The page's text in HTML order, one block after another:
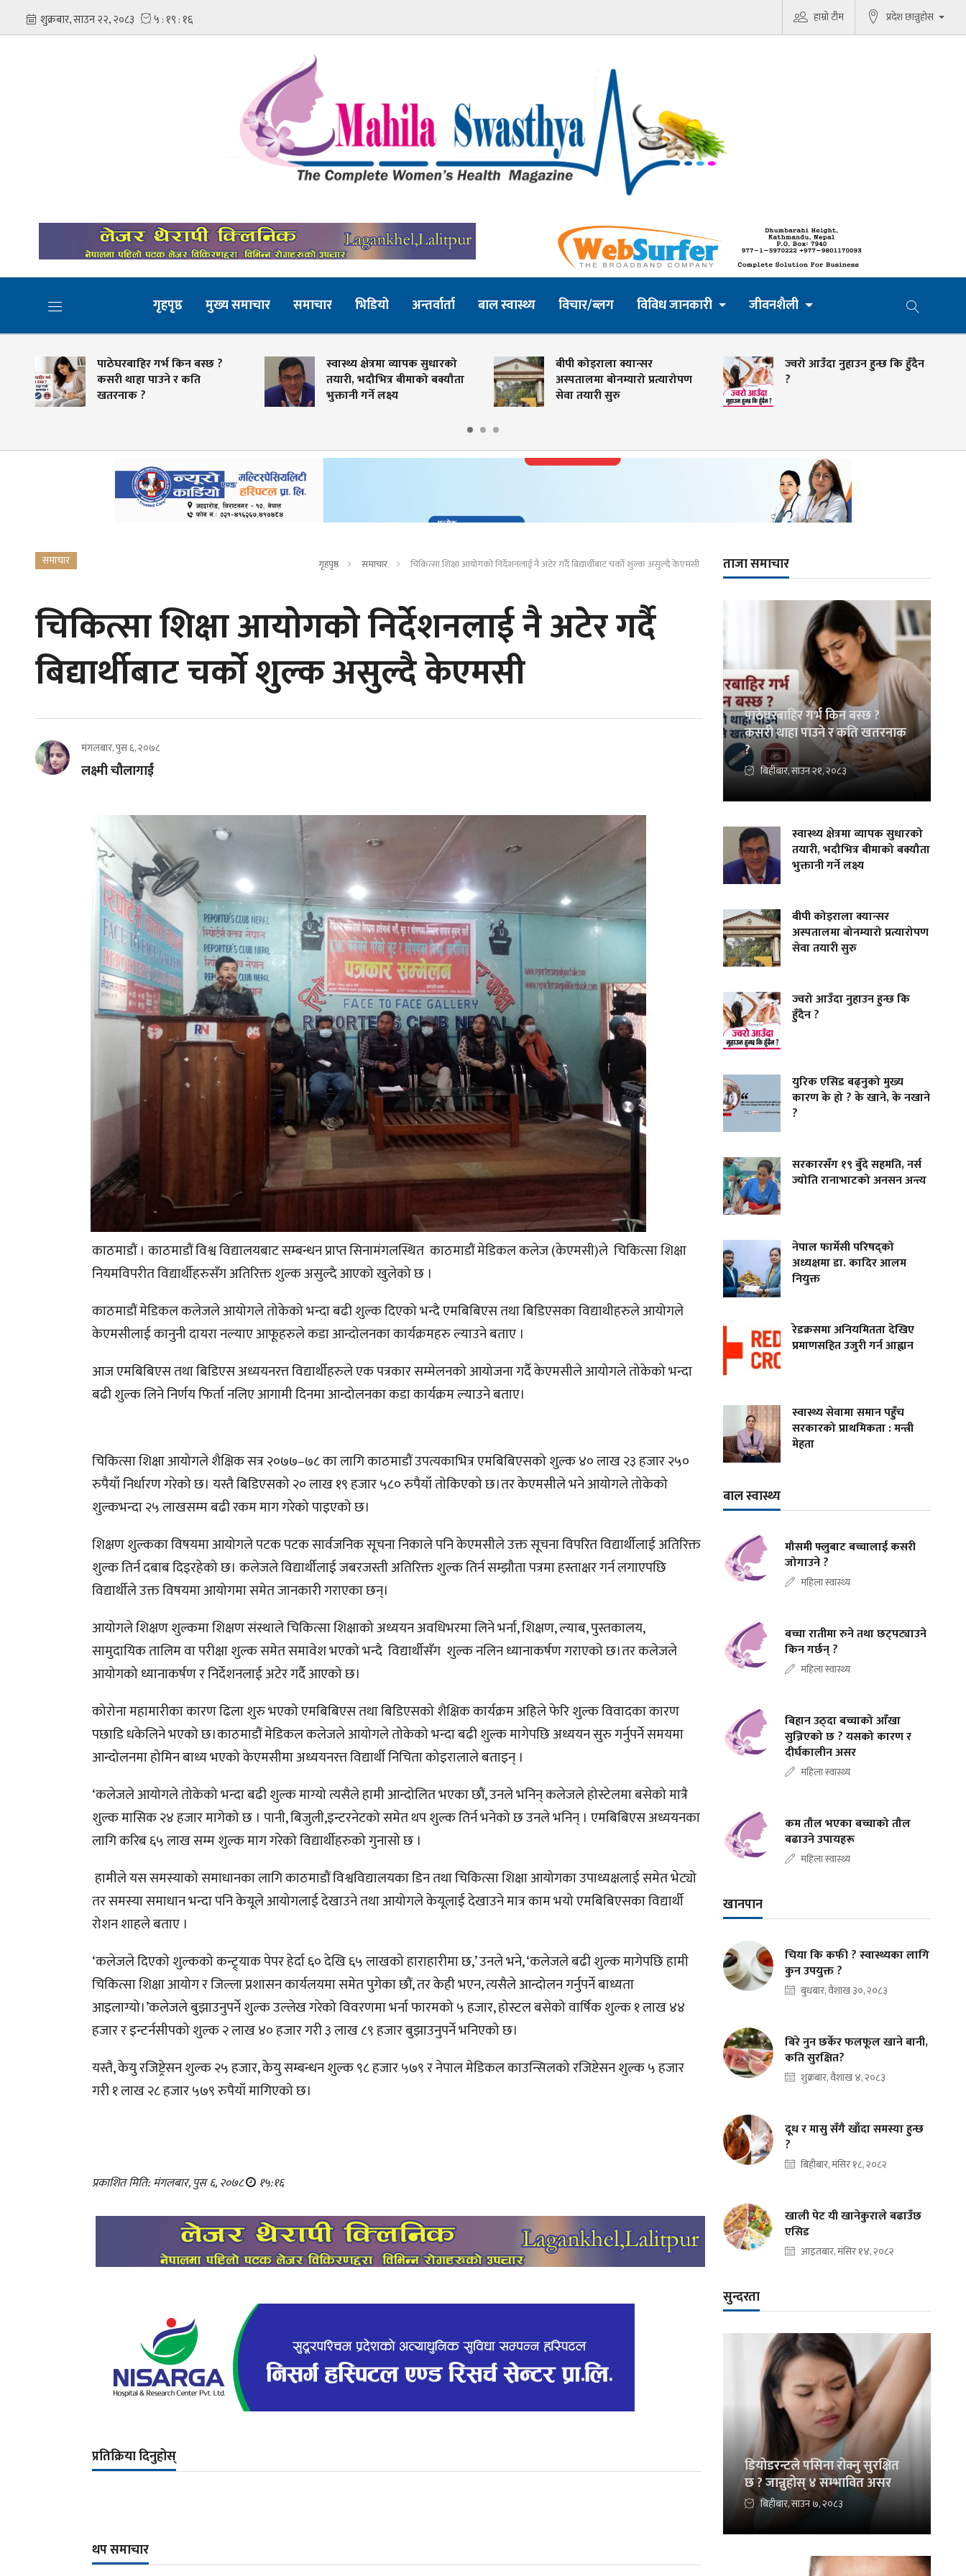
हाम्रो टीम प्रदेश छान्नुहोस
गृहपृष्ठ मुख्य समाचार समाचार भिडियो अन्तर्वार्ता बाल स्वास्थ्य विचार/ब्लग विविध जानकारी जीवनशैली
पाठेघरबाहिर गर्भ किन बस्छ ?
कसरी थाहा पाउने र कति
खतरनाक ?
स्वास्थ्य क्षेत्रमा व्यापक सुधारको
तयारी, भदौभित्र बीमाको बक्यौता
भुक्तानी गर्ने लक्ष्य
बीपी कोइराला क्यान्सर
अस्पतालमा बोनम्यारो प्रत्यारोपण
सेवा तयारी सुरु
ज्वरो आउँदा नुहाउन हुन्छ कि हुँदैन
?
समाचार गृहपृष्ठ समाचार चिकित्सा शिक्षा आयोगको निर्देशनलाई नै अटेर गर्दै बिद्यार्थीबाट चर्काे शुल्क असुल्दै केएमसी
चिकित्सा शिक्षा आयोगको निर्देशनलाई नै अटेर गर्दै
बिद्यार्थीबाट चर्काे शुल्क असुल्दै केएमसी
मंगलबार, पुस ६, २०७८
लक्ष्मी चौलागाईं
काठमाडौं । काठमाडौं विश्व विद्यालयबाट सम्बन्धन प्राप्त सिनामंगलस्थित काठमाडौं मेडिकल कलेज (केएमसी)ले चिकित्सा शिक्षा
नियमविपरीत विद्यार्थीहरुसँग अतिरिक्त शुल्क असुल्दै आएको खुलेको छ ।
काठमाडौं मेडिकल कलेजले आयोगले तोकेको भन्दा बढी शुल्क दिएको भन्दै एमबिबिएस तथा बिडिएसका विद्याथीहरुले आयोगले
केएमसीलाई कानुनी दायरा नल्याए आफूहरुले कडा आन्दोलनका कार्यक्रमहरु ल्याउने बताए ।
आज एमबिबिएस तथा बिडिएस अध्ययनरत्त विद्यार्थीहरुले एक पत्रकार सम्मेलनको आयोजना गर्दै केएमसीले आयोगले तोकेको भन्दा
बढी शुल्क लिने निर्णय फिर्ता नलिए आगामी दिनमा आन्दोलनका कडा कार्यक्रम ल्याउने बताए।
चिकित्सा शिक्षा आयोगले शैक्षिक सत्र २०७७–७८ का लागि काठमाडौं उपत्यकाभित्र एमबिबिएसको शुल्क ४० लाख २३ हजार २५०
रुपैयाँ निर्धारण गरेको छ। यस्तै बिडिएसको २० लाख १९ हजार ५८० रुपैयाँ तोकिएको छ।तर केएमसीले भने आयोगले तोकेको
शुल्कभन्दा २५ लाखसम्म बढी रकम माग गरेको पाइएको छ।
शिक्षण शुल्कका विषयमा आयोगले पटक पटक सार्वजनिक सूचना निकाले पनि केएमसीले उक्त सूचना विपरित विद्यार्थीलाई अतिरिक्त
शुल्क तिर्न दबाब दिइरहेको छ। कलेजले विद्यार्थीलाई जबरजस्ती अतिरिक्त शुल्क तिर्न सम्झौता पत्रमा हस्ताक्षर गर्न लगाएपछि
विद्यार्थीले उक्त विषयमा आयोगमा समेत जानकारी गराएका छन्।
आयोगले शिक्षण शुल्कमा शिक्षण संस्थाले चिकित्सा शिक्षाको अध्ययन अवधिभरमा लिने भर्ना, शिक्षण, ल्याब, पुस्तकालय,
सामुदायिक तालिम वा परीक्षा शुल्क समेत समावेश भएको भन्दै विद्यार्थीसँग शुल्क नलिन ध्यानाकर्षण गराएको छ।तर कलेजले
आयोगको ध्यानाकर्षण र निर्देशनलाई अटेर गर्दै आएको छ।
कोरोना महामारीका कारण ढिला शुरु भएको एमबिबिएस तथा बिडिएसको शैक्षिक कार्यक्रम अहिले फेरि शुल्क विवादका कारण
पछाडि धकेलिने भएको छ।काठमाडौं मेडिकल कलेजले आयोगले तोकेको भन्दा बढी शुल्क मागेपछि अध्ययन सुरु गर्नुपर्ने समयमा
आन्दोलनमा होमिन बाध्य भएको केएमसीमा अध्ययनरत्त विद्यार्थी निचिता कोइरालाले बताइन् ।
‘कलेजले आयोगले तोकेको भन्दा बढी शुल्क माग्यो त्यसैले हामी आन्दोलित भएका छौं, उनले भनिन् कलेजले होस्टेलमा बसेको मात्रै
शुल्क मासिक २४ हजार मागेको छ । पानी, बिजुली,इन्टरनेटको समेत थप शुल्क तिर्न भनेको छ उनले भनिन् । एमबिबिएस अध्ययनका
लागि करिब ६५ लाख सम्म शुल्क माग गरेको विद्यार्थीहरुको गुनासो छ ।
हामीले यस समस्याको समाधानका लागि काठमाडौं विश्वविद्यालयका डिन तथा चिकित्सा शिक्षा आयोगका उपाध्यक्षलाई समेत भेट्यो
तर समस्या समाधान भन्दा पनि केयूले आयोगलाई देखाउने तथा आयोगले केयूलाई देखाउने मात्र काम भयो एमबिबिएसका विद्यार्थी
रोशन शाहले बताए ।
‘कलेजले दिएको शुल्कको कन्ट्र्याक पेपर हेर्दा ६० देखि ६५ लाखको हाराहारीमा छ,’ उनले भने, ‘कलेजले बढी शुल्क मागेपछि हामी
चिकित्सा शिक्षा आयोग र जिल्ला प्रशासन कार्यलयमा समेत पुगेका छौं, तर केही भएन, त्यसैले आन्दोलन गर्नुपर्ने बाध्यता
आइलाग्यो।’कलेजले बुझाउनुपर्ने शुल्क उल्लेख गरेको विवरणमा भर्ना फारमको ५ हजार, होस्टल बसेको वार्षिक शुल्क १ लाख ४४
हजार र इन्टर्नसीपको शुल्क २ लाख ४० हजार गरी ३ लाख ८९ हजार बुझाउनुपर्ने भनिएको छ।
यस्तै, केयु रजिष्ट्रेसन शुल्क २५ हजार, केयु सम्बन्धन शुल्क ९८ हजार ५७९ र नेपाल मेडिकल काउन्सिलको रजिष्टेसन शुल्क ५ हजार
गरी १ लाख २८ हजार ५७९ रुपैयाँ मागिएको छ।
प्रकाशित मिति: मंगलबार, पुस ६, २०७८ १५:१६
प्रतिक्रिया दिनुहोस्
थप समाचार
ताजा समाचार
पाठेघरबाहिर गर्भ किन बस्छ ?
कसरी थाहा पाउने र कति खतरनाक
?
बिहीबार, साउन २१, २०८३
स्वास्थ्य क्षेत्रमा व्यापक सुधारको
तयारी, भदौभित्र बीमाको बक्यौता
भुक्तानी गर्ने लक्ष्य
बीपी कोइराला क्यान्सर
अस्पतालमा बोनम्यारो प्रत्यारोपण
सेवा तयारी सुरु
ज्वरो आउँदा नुहाउन हुन्छ कि
हुँदैन ?
युरिक एसिड बढ्नुको मुख्य
कारण के हो ? के खाने, के नखाने
?
सरकारसँग १९ बुँदे सहमति, नर्स
ज्योति रानाभाटको अनसन अन्त्य
नेपाल फार्मेसी परिषद्को
अध्यक्षमा डा. कादिर आलम
नियुक्त
रेडक्रसमा अनियमितता देखिए
प्रमाणसहित उजुरी गर्न आह्वान
स्वास्थ्य सेवामा समान पहुँच
सरकारको प्राथमिकता : मन्त्री
मेहता
बाल स्वास्थ्य
मौसमी फ्लुबाट बच्चालाई कसरी
जोगाउने ?
महिला स्वास्थ्य
बच्चा रातीमा रुने तथा छट्पट्याउने
किन गर्छन् ?
महिला स्वास्थ्य
बिहान उठ्दा बच्चाको आँखा
सुन्निएको छ ? यसको कारण र
दीर्घकालीन असर
महिला स्वास्थ्य
कम तौल भएका बच्चाको तौल
बढाउने उपायहरू
महिला स्वास्थ्य
खानपान
चिया कि कफी ? स्वास्थ्यका लागि
कुन उपयुक्त ?
बुधबार, वैशाख ३०, २०८३
बिरे नुन छर्केर फलफूल खाने बानी,
कति सुरक्षित?
शुक्रबार, वैशाख ४, २०८३
दूध र मासु सँगै खाँदा समस्या हुन्छ
?
बिहीबार, मंसिर १८, २०८२
खाली पेट यी खानेकुराले बढाउँछ
एसिड
आइतबार, मंसिर १४, २०८२
सुन्दरता
डियोडरन्टले पसिना रोक्नु सुरक्षित
छ ? जान्नुहोस् ४ सम्भावित असर
बिहीबार, साउन ७, २०८३